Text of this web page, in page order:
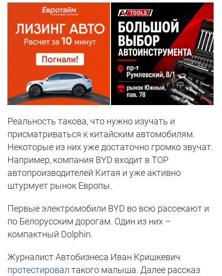
Реальность такова, что нужно изучать и
присматриваться к китайским автомобилям.
Некоторые из них уже достаточно громко звучат.
Например, компания BYD входит в TOP
автопроизводителей Китая и уже активно
штурмует рынок Европы.
Первые электромобили BYD во всю рассекают и
по Белорусским дорогам. Один из них –
компактный Dolphin.
Журналист Автобизнеса Иван Кришкевич
протестировал такого малыша. Далее рассказ